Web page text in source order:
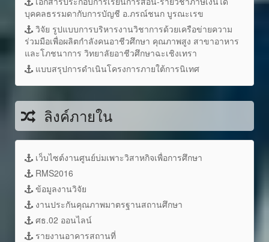
บุคคลธรรมดากับการบัญชี อ.ภรณ์ชนก บูรณะเรข
วิจัย รูปแบบการบริหารงานวิชาการด้วยเครือข่ายความ
ร่วมมือเพื่อผลิตกำลังคนอาชีวศึกษา คุณภาพสูง สาขาอาหาร
และโภชนาการ วิทยาลัยอาชีวศึกษาฉะเชิงเทรา
แบบสรุปการดำเนินโครงการภายใต้การนิเทศ
ลิงค์ภายใน
เว็บไซต์งานศูนย์บ่มเพาะวิสาหกิจเพื่อการศึกษา
RMS2016
ข้อมูลงานวิจัย
งานประกันคุณภาพมาตรฐานสถานศึกษา
ศธ.02 ออนไลน์
รายงานอาคารสถานที่